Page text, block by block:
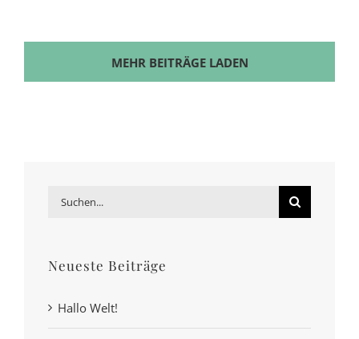
MEHR BEITRÄGE LADEN
Suche
Neueste Beiträge
Hallo Welt!